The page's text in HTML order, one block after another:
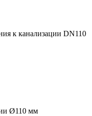
к канализации DN110
Ø110 мм